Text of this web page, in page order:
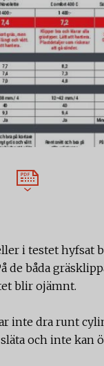
i testet hyfsat
de båda
blir ojämnt.
inte dra runt
och inte